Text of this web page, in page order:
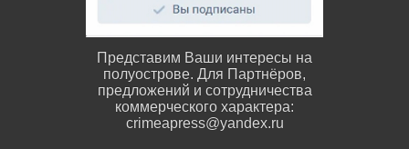
Представим Ваши интересы на
полуострове. Для Партнёров,
предложений и сотрудничества
коммерческого характера:
crimeapress@yandex.ru